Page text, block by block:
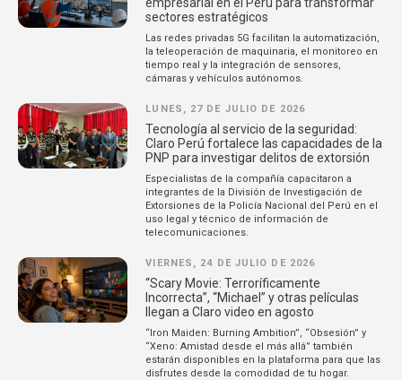
sectores estratégicos
Las redes privadas 5G facilitan la automatización,
la teleoperación de maquinaria, el monitoreo en
tiempo real y la integración de sensores,
cámaras y vehículos autónomos.
LUNES, 27 DE JULIO DE 2026
Tecnología al servicio de la seguridad:
Claro Perú fortalece las capacidades de la
PNP para investigar delitos de extorsión
Especialistas de la compañía capacitaron a
integrantes de la División de Investigación de
Extorsiones de la Policía Nacional del Perú en el
uso legal y técnico de información de
telecomunicaciones.
VIERNES, 24 DE JULIO DE 2026
“Scary Movie: Terroríficamente
Incorrecta”, “Michael” y otras películas
llegan a Claro video en agosto
“Iron Maiden: Burning Ambition”, “Obsesión” y
“Xeno: Amistad desde el más allá” también
estarán disponibles en la plataforma para que las
disfrutes desde la comodidad de tu hogar.